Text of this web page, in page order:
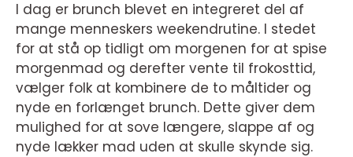
I dag er brunch blevet en integreret del af
mange menneskers weekendrutine. I stedet
for at stå op tidligt om morgenen for at spise
morgenmad og derefter vente til frokosttid,
vælger folk at kombinere de to måltider og
nyde en forlænget brunch. Dette giver dem
mulighed for at sove længere, slappe af og
nyde lækker mad uden at skulle skynde sig.